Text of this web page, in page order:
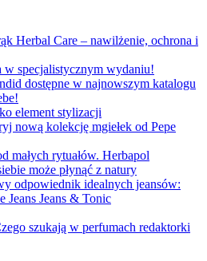
Herbal Care – nawilżenie, ochrona i
w specjalistycznym wydaniu!
dostępne w najnowszym katalogu
element stylizacji
nową kolekcję mgiełek od Pepe
małych rytuałów. Herbapol
może płynąć z natury
odpowiednik idealnych jeansów:
Jeans Jeans & Tonic
szukają w perfumach redaktorki